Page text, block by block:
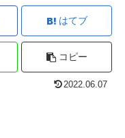
はてブ
コピー
2022.06.07